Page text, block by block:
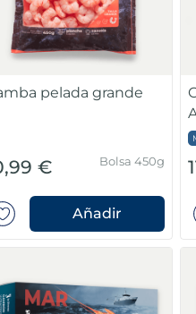
pelada grande
€ Bolsa 450g
Añadir